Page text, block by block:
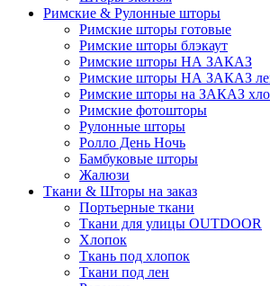
Римские & Рулонные шторы
Римские шторы готовые
Римские шторы блэкаут
Римские шторы НА ЗАКАЗ
Римские шторы НА ЗАКАЗ
Римские шторы на ЗАКАЗ
Римские фотошторы
Рулонные шторы
Ролло День Ночь
Бамбуковые шторы
Жалюзи
Ткани & Шторы на заказ
Портьерные ткани
Ткани для улицы OUTDOOR
Хлопок
Ткань под хлопок
Ткани под лен